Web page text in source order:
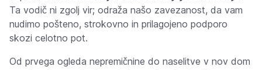
Ta vodič ni zgolj vir; odraža našo zavezanost, da vam
nudimo pošteno, strokovno in prilagojeno podporo
skozi celotno pot.
Od prvega ogleda nepremičnine do naselitve v nov dom